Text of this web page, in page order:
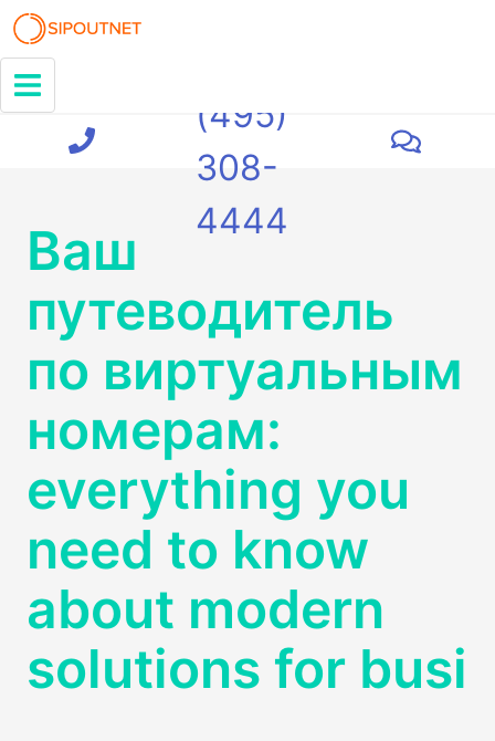
(495)
308-
4444
Ваш
путеводитель
по виртуальным
номерам:
everything you
need to know
about modern
solutions for busi